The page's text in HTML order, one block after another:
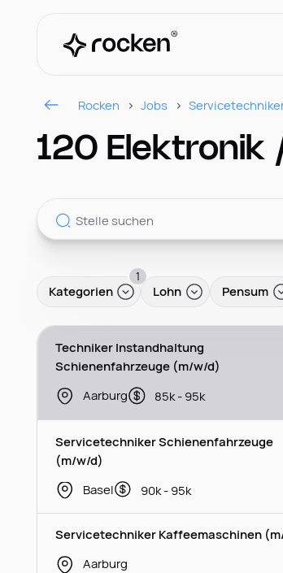
Rocken Jobs
120 Elektronik
Kategorien
1
Lohn Pensum
Techniker Instandhaltung
Schienenfahrzeuge (m/w/d)
Aarburg
85k - 95k
Servicetechniker Schienenfahrzeuge
(m/w/d)
Basel
90k - 95k
Servicetechniker Kaffeemaschinen
Aarburg